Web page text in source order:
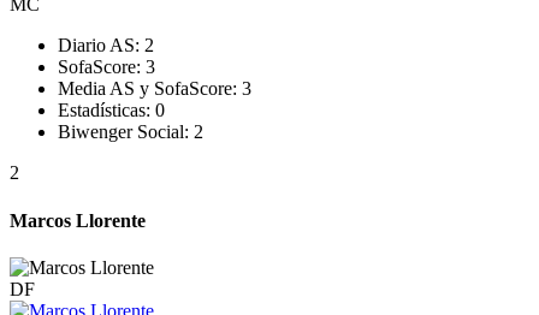
MC
Diario AS: 2
SofaScore: 3
Media AS y SofaScore: 3
Estadísticas: 0
Biwenger Social: 2
2
Marcos Llorente
DF